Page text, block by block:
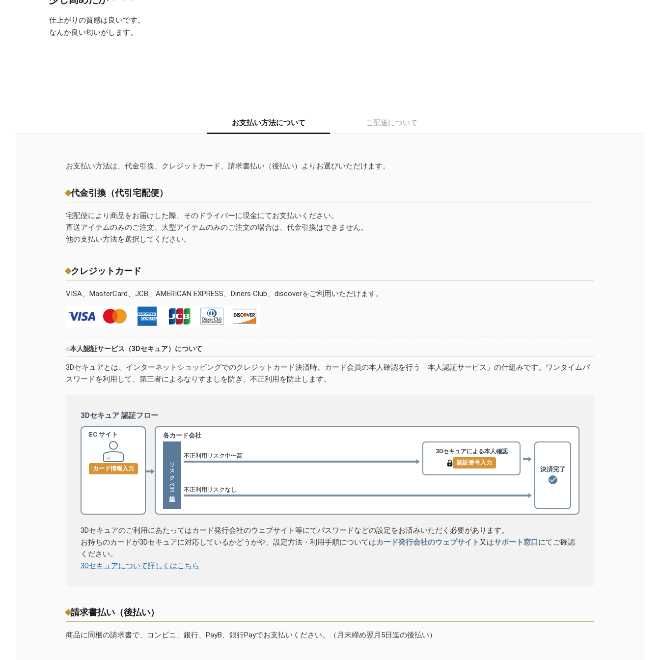
仕上がりの質感は良いです。
なんか良い匂いがします。
お支払い方法について ご配送について
お支払い方法は、代金引換、クレジットカード、請求書払い（後払い）よりお選びいただけます。
代金引換（代引宅配便）
宅配便により商品をお届けした際、そのドライバーに現金にてお支払いください。
直送アイテムのみのご注文、大型アイテムのみのご注文の場合は、代金引換はできません。
他の支払い方法を選択してください。
クレジットカード
VISA、MasterCard、JCB、AMERICAN EXPRESS、Diners Club、discoverをご利用いただけます。
本人認証サービス（3Dセキュア）について
3Dセキュアとは、インターネットショッピングでのクレジットカード決済時、カード会員の本人確認を行う「本人認証サービス」の仕組みです。ワンタイムパ
スワードを利用して、第三者によるなりすましを防ぎ、不正利用を防止します。
3Dセキュア 認証フロー
EC サイト
カード情報入力
各カード会社
リスクベース認証
不正利用リスク中〜高
3Dセキュアによる本人確認
認証番号入力
不正利用リスクなし
決済完了
3Dセキュアのご利用にあたってはカード発行会社のウェブサイト等にてパスワードなどの設定をお済みいただく必要があります。
お持ちのカードが3Dセキュアに対応しているかどうかや、設定方法・利用手順についてはカード発行会社のウェブサイト 又はサポート窓口にてご確認
ください。
3Dセキュアについて詳しくはこちら
請求書払い（後払い）
商品に同梱の請求書で、コンビニ、銀行、PayB、銀行Payでお支払いください。（月末締め翌月5日迄の後払い）